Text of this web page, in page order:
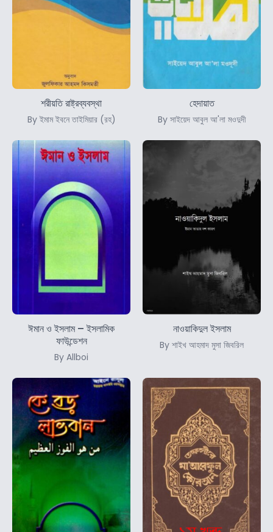
শরীয়তি রাষ্ট্রব্যবস্থা
By ইমাম ইবনে তাইমিয়ার (রহ)
হেদায়াত
By সাইয়েদ আবুল আ'লা মওদুদী
ঈমান ও ইসলাম – ইসলামিক
ফাউন্ডেশন
By Allboi
নাওয়াকিদুল ইসলাম
By শাইখ আহমাদ মুসা জিবরিল